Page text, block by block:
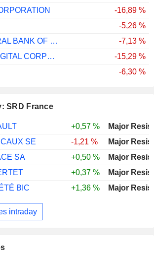
-16,89 %
-5,26 %
AGRICULTURAL BANK OF CHINA LIMITED
-7,13 %
WESTERN DIGITAL CORPORATION
-15,29 %
-6,30 %
SRD France
+0,57 %
Major
SE -1,21 %
Major
SA +0,50 %
Major
+0,37 %
Major
BIC +1,36 % Major
intraday